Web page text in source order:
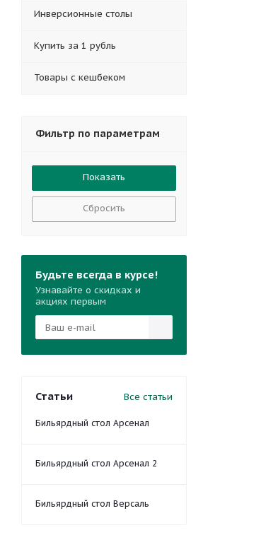
Инверсионные столы
Купить за 1 рубль
Товары с кешбеком
Фильтр по параметрам
Сбросить
Будьте всегда в курсе!
Узнавайте о скидках и
акциях первым
Статьи Все статьи
Бильярдный стол Арсенал
Бильярдный стол Арсенал 2
Бильярдный стол Версаль